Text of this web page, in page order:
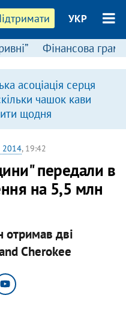
УКР
Фінансова
асоціація серця
чашок кави
щодня
2014, 19:42
передали в
на 5,5 млн
отримав дві
Cherokee